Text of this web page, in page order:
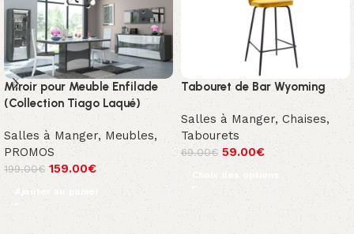
Miroir pour Meuble Enfilade
(Collection Tiago Laqué)
Salles à Manger, Meubles,
PROMOS
199.00€ 159.00€
Ajouter au panier
Tabouret de Bar Wyoming
Salles à Manger,Chaises,
Tabourets
69.00€ 59.00€
Choix des options